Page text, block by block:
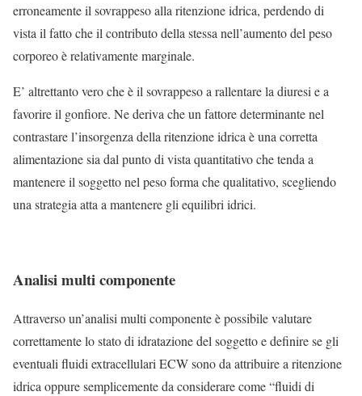
erroneamente il sovrappeso alla ritenzione idrica, perdendo di
vista il fatto che il contributo della stessa nell’aumento del peso
corporeo è relativamente marginale.
E’ altrettanto vero che è il sovrappeso a rallentare la diuresi e a
favorire il gonfiore. Ne deriva che un fattore determinante nel
contrastare l’insorgenza della ritenzione idrica è una corretta
alimentazione sia dal punto di vista quantitativo che tenda a
mantenere il soggetto nel peso forma che qualitativo, scegliendo
una strategia atta a mantenere gli equilibri idrici.
Analisi multi componente
Attraverso un’analisi multi componente è possibile valutare
correttamente lo stato di idratazione del soggetto e definire se gli
eventuali fluidi extracellulari ECW sono da attribuire a ritenzione
idrica oppure semplicemente da considerare come “fluidi di